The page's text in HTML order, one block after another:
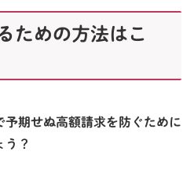
ための方法はこ
期せぬ高額請求を防ぐために
う？